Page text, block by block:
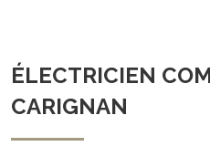
ÉLECTRICIEN
CARIGNAN